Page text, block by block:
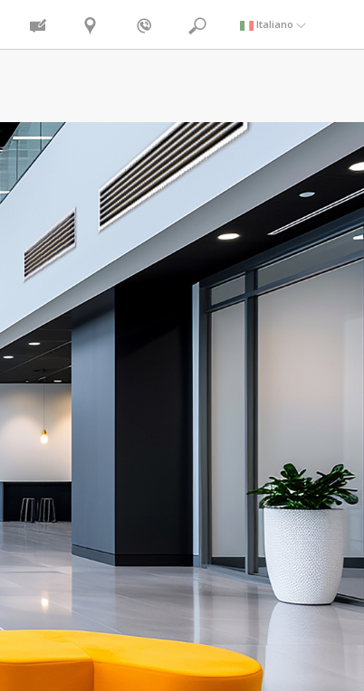
Italiano